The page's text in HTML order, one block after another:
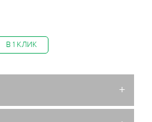
В 1 КЛИК